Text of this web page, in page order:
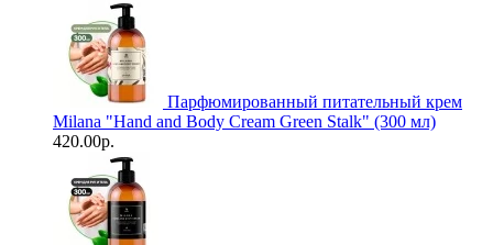
Парфюмированный питательный крем
Milana "Hand and Body Cream Green Stalk" (300 мл)
420.00р.